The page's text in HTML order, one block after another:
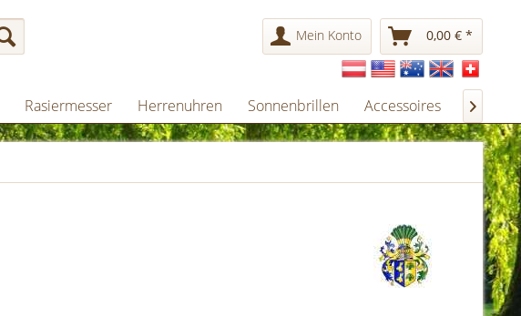
Mein Konto 0,00 € *
Rasiermesser Herrenuhren Sonnenbrillen Accessoires 